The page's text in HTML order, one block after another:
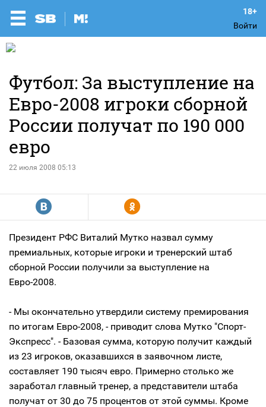
Войти
Футбол: За выступление на
Евро-2008 игроки сборной
России получат по 190 000
евро
22 июля 2008 05:13
R Y
Президент РФС Виталий Мутко назвал сумму
премиальных, которые игроки и тренерский штаб
сборной России получили за выступление на
Евро-2008.
- Мы окончательно утвердили систему премирования
по итогам Евро-2008, - приводит слова Мутко "Спорт-
Экспресс". - Базовая сумма, которую получит каждый
из 23 игроков, оказавшихся в заявочном листе,
составляет 190 тысяч евро. Примерно столько же
заработал главный тренер, а представители штаба
получат от 30 до 75 процентов от этой суммы. Кроме